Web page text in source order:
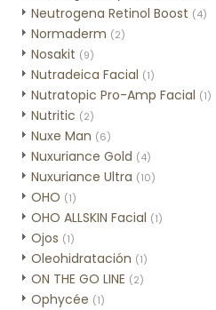
Neutrogena Retinol Boost (4)
Normaderm (2)
Nosakit (9)
Nutradeica Facial (1)
Nutratopic Pro-Amp Facial (1)
Nutritic (2)
Nuxe Man (6)
Nuxuriance Gold (4)
Nuxuriance Ultra (10)
OHO (1)
OHO ALLSKIN Facial (1)
Ojos (1)
Oleohidratación (1)
ON THE GO LINE (2)
Ophycée (1)